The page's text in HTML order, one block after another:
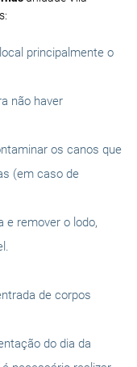
principalmente o
não haver
os canos que
(em caso de
e remover o lodo,
de corpos
do dia da